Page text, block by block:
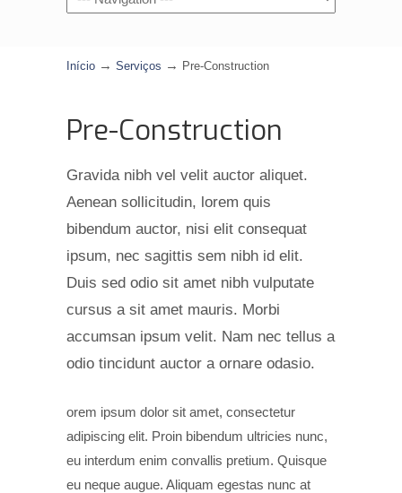
Início → Serviços → Pre-Construction
Pre-Construction
Gravida nibh vel velit auctor aliquet.
Aenean sollicitudin, lorem quis
bibendum auctor, nisi elit consequat
ipsum, nec sagittis sem nibh id elit.
Duis sed odio sit amet nibh vulputate
cursus a sit amet mauris. Morbi
accumsan ipsum velit. Nam nec tellus a
odio tincidunt auctor a ornare odasio.
orem ipsum dolor sit amet, consectetur
adipiscing elit. Proin bibendum ultricies nunc,
eu interdum enim convallis pretium. Quisque
eu neque augue. Aliquam egestas nunc at